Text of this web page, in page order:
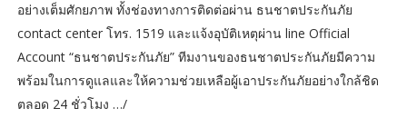
อย่างเต็มศักยภาพ ทั้งช่องทางการติดต่อผ่าน ธนชาตประกันภัย
contact center โทร. 1519 และแจ้งอุบัติเหตุผ่าน line Official
Account “ธนชาตประกันภัย” ทีมงานของธนชาตประกันภัยมีความ
พร้อมในการดูแลและให้ความช่วยเหลือผู้เอาประกันภัยอย่างใกล้ชิด
ตลอด 24 ชั่วโมง …/